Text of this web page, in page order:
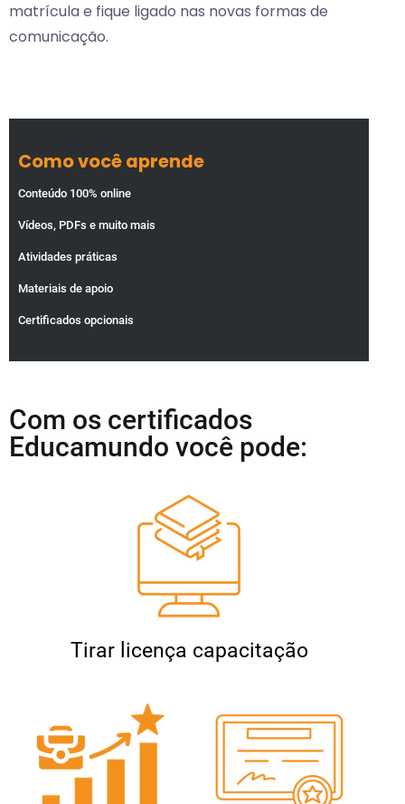
matrícula e fique ligado nas novas formas de
comunicação.
Como você aprende
Conteúdo 100% online
Vídeos, PDFs e muito mais
Atividades práticas
Materiais de apoio
Certificados opcionais
Com os certificados
Educamundo você pode:
Tirar licença capacitação